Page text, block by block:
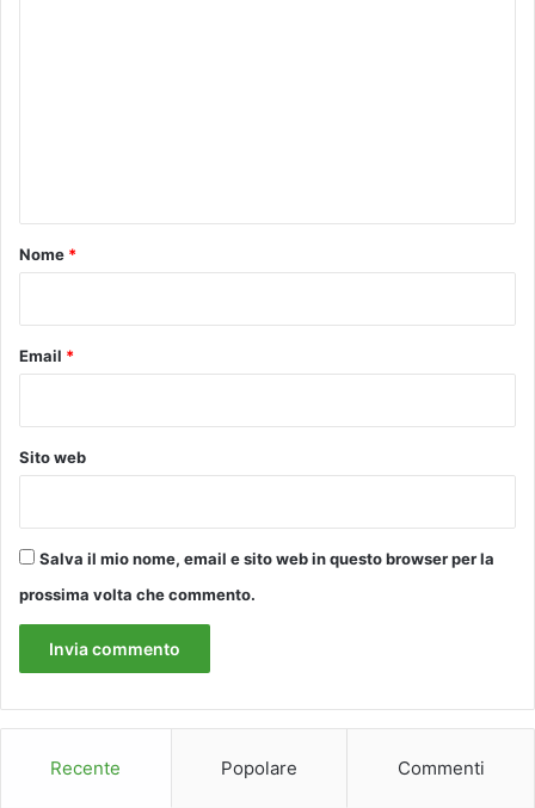
o
v
a
o
Nome *
Email *
Sito web
Salva il mio nome, email e sito web in questo browser per la
prossima volta che commento.
Recente Popolare Commenti